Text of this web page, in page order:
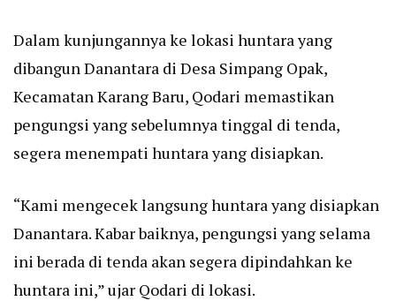
Dalam kunjungannya ke lokasi huntara yang
dibangun Danantara di Desa Simpang Opak,
Kecamatan Karang Baru, Qodari memastikan
pengungsi yang sebelumnya tinggal di tenda,
segera menempati huntara yang disiapkan.
“Kami mengecek langsung huntara yang disiapkan
Danantara. Kabar baiknya, pengungsi yang selama
ini berada di tenda akan segera dipindahkan ke
huntara ini,” ujar Qodari di lokasi.